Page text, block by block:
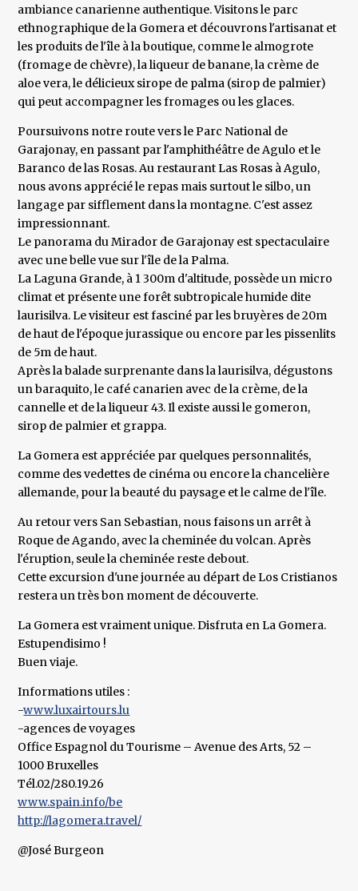
ambiance canarienne authentique. Visitons le parc
ethnographique de la Gomera et découvrons l'artisanat et
les produits de l'île à la boutique, comme le almogrote
(fromage de chèvre), la liqueur de banane, la crème de
aloe vera, le délicieux sirope de palma (sirop de palmier)
qui peut accompagner les fromages ou les glaces.
Poursuivons notre route vers le Parc National de
Garajonay, en passant par l'amphithéâtre de Agulo et le
Baranco de las Rosas. Au restaurant Las Rosas à Agulo,
nous avons apprécié le repas mais surtout le silbo, un
langage par sifflement dans la montagne. C'est assez
impressionnant.
Le panorama du Mirador de Garajonay est spectaculaire
avec une belle vue sur l'île de la Palma.
La Laguna Grande, à 1 300m d'altitude, possède un micro
climat et présente une forêt subtropicale humide dite
laurisilva. Le visiteur est fasciné par les bruyères de 20m
de haut de l'époque jurassique ou encore par les pissenlits
de 5m de haut.
Après la balade surprenante dans la laurisilva, dégustons
un baraquito, le café canarien avec de la crème, de la
cannelle et de la liqueur 43. Il existe aussi le gomeron,
sirop de palmier et grappa.
La Gomera est appréciée par quelques personnalités,
comme des vedettes de cinéma ou encore la chancelière
allemande, pour la beauté du paysage et le calme de l'île.
Au retour vers San Sebastian, nous faisons un arrêt à
Roque de Agando, avec la cheminée du volcan. Après
l'éruption, seule la cheminée reste debout.
Cette excursion d'une journée au départ de Los Cristianos
restera un très bon moment de découverte.
La Gomera est vraiment unique. Disfruta en La Gomera.
Estupendisimo !
Buen viaje.
Informations utiles :
-www.luxairtours.lu
-agences de voyages
Office Espagnol du Tourisme – Avenue des Arts, 52 –
1000 Bruxelles
Tél.02/280.19.26
www.spain.info/be
http://lagomera.travel/
@José Burgeon